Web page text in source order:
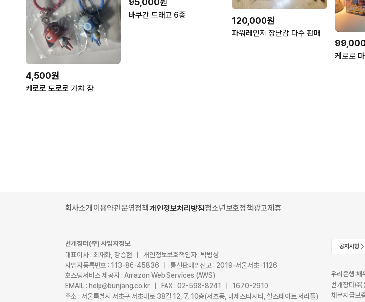
4,500원
케로로 도로로 가챠 챰
95,000원
바쿠간 드래고 6종
120,000원
파워레인저 장난감 다수 판매
케로로
회사소개 이용약관운영정책개인정보처리방침청소년보호정책광고제휴
번개장터(주) 사업자정보
대표이사 : 최재화, 강승현 | 개인정보보호책임자 : 박병성
사업자등록번호 : 113-86-45836 | 통신판매업신고 : 2019-서울서초-1126
호스팅서비스 제공자 : Amazon Web Services (AWS)
EMAIL : help@bunjang.co.kr | FAX : 02-598-8241 | 1670-2910
주소 : 서울특별시 서초구 서초대로 38길 12, 7, 10층(서초동, 마제스타시티, 힐스테이트 서리풀)
공지사항
우리은행 채
번개장터㈜
채무지급보